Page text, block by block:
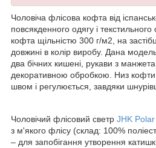
Чоловіча флісова кофта від
повсякденного одягу і текстильного
кофта щільністю 300 г/м2, на
довжині в колір виробу. Дана
два бічних кишені, рукави з
декоративною обробкою. Низ
швом і регулюється, завдяки
Чоловічий флісовий светр JHK Polar
з м'якого флісу (склад: 100%
– для запобігання утворення